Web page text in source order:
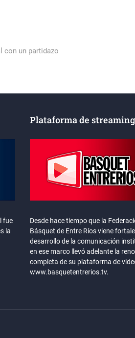
con un partidazo
fue
la
Plataforma de streaming
Desde hace tiempo que la
Básquet de Entre Ríos viene
desarrollo de la comunicación
en ese marco llevó adelante la
completa de su plataforma de
www.basquetentrerios.tv.